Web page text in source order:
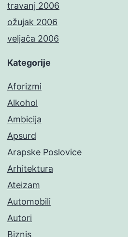
travanj 2006
ožujak 2006
veljača 2006
Kategorije
Aforizmi
Alkohol
Ambicija
Apsurd
Arapske Poslovice
Arhitektura
Ateizam
Automobili
Autori
Biznis